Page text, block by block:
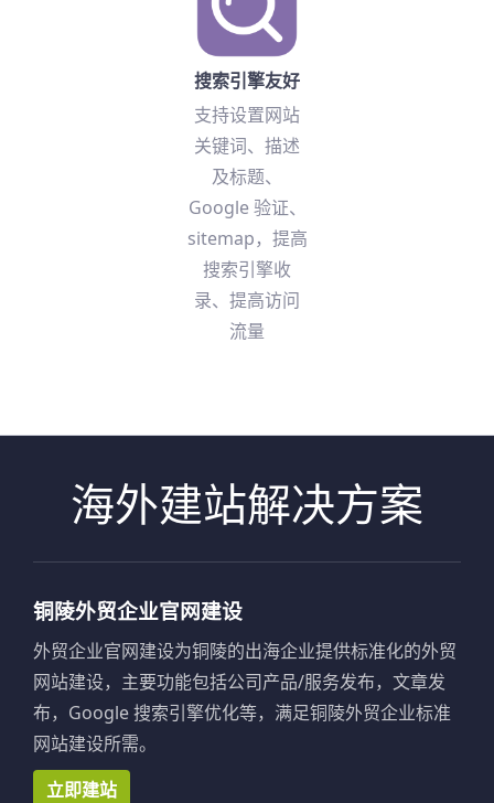
搜索引擎友好
支持设置网站
关键词、描述
及标题、
Google 验证、
sitemap，提高
搜索引擎收
录、提高访问
流量
海外建站解决方案
铜陵外贸企业官网建设
外贸企业官网建设为铜陵的出海企业提供标准化的外贸
网站建设，主要功能包括公司产品/服务发布，文章发
布，Google 搜索引擎优化等，满足铜陵外贸企业标准
网站建设所需。
立即建站